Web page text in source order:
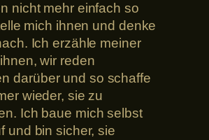
nicht mehr einfach so
mich ihnen und denke
Ich erzähle meiner
wir reden
darüber und so schaffe
wieder, sie zu
Ich baue mich selbst
und bin sicher, sie